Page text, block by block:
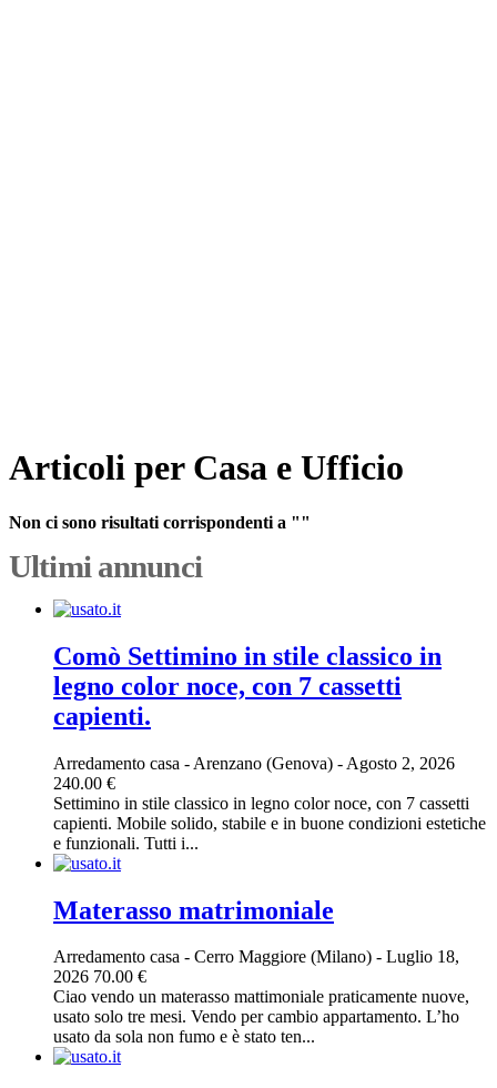
Articoli per Casa e Ufficio
Non ci sono risultati corrispondenti a ""
Ultimi annunci
Comò Settimino in stile classico in
legno color noce, con 7 cassetti
capienti.
Arredamento casa - Arenzano (Genova) - Agosto 2, 2026
240.00 €
Settimino in stile classico in legno color noce, con 7 cassetti
capienti. Mobile solido, stabile e in buone condizioni estetiche
e funzionali. Tutti i...
Materasso matrimoniale
Arredamento casa - Cerro Maggiore (Milano) - Luglio 18,
2026 70.00 €
Ciao vendo un materasso mattimoniale praticamente nuove,
usato solo tre mesi. Vendo per cambio appartamento. L’ho
usato da sola non fumo e è stato ten...